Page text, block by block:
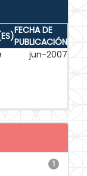
FECHA DE
PUBLICACIÓN
jun-2007
1